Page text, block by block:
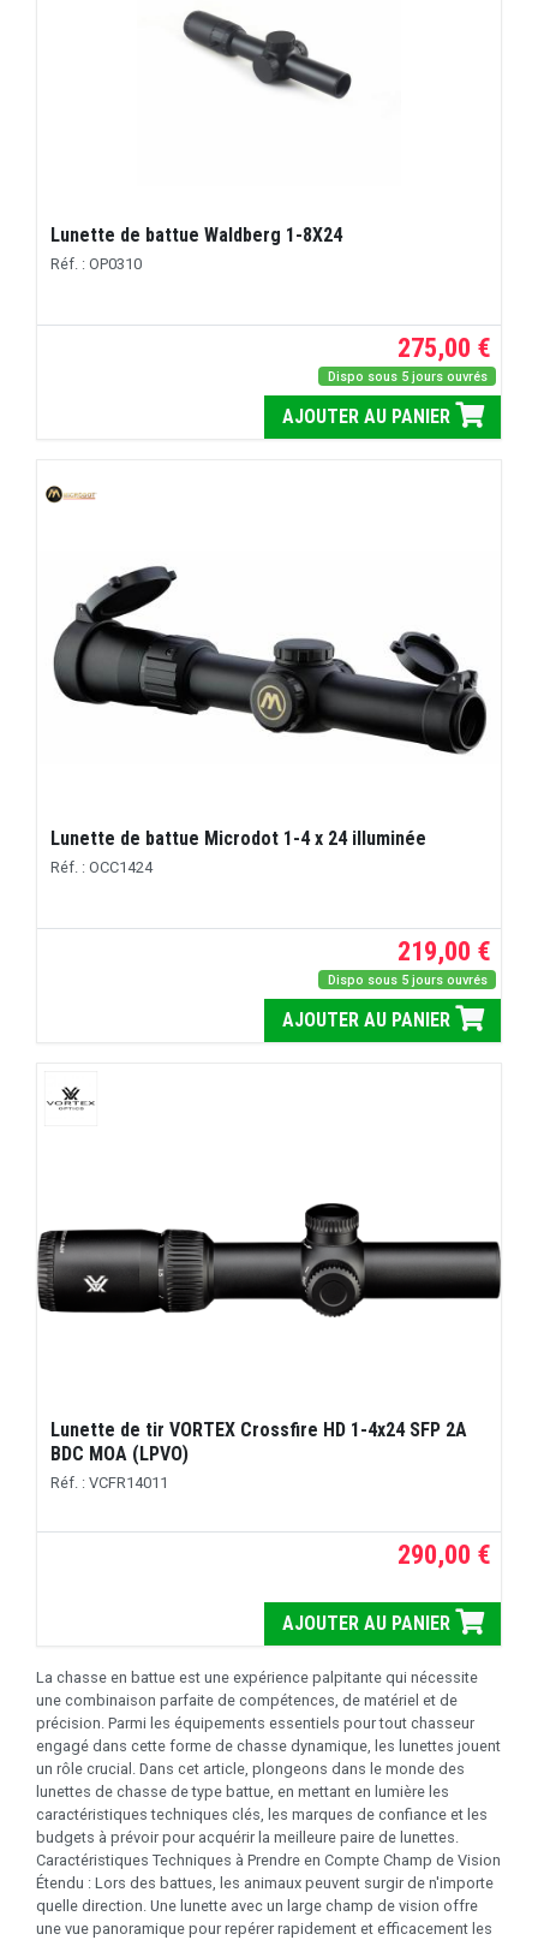
Lunette de battue Waldberg 1-8X24
Réf. : OP0310
275,00 €
Dispo sous 5 jours ouvrés
AJOUTER AU PANIER
Lunette de battue Microdot 1-4 x 24 illuminée
Réf. : OCC1424
219,00 €
Dispo sous 5 jours ouvrés
AJOUTER AU PANIER
Lunette de tir VORTEX Crossfire HD 1-4x24 SFP 2A
BDC MOA (LPVO)
Réf. : VCFR14011
290,00 €
AJOUTER AU PANIER
La chasse en battue est une expérience palpitante qui nécessite
une combinaison parfaite de compétences, de matériel et de
précision. Parmi les équipements essentiels pour tout chasseur
engagé dans cette forme de chasse dynamique, les lunettes jouent
un rôle crucial. Dans cet article, plongeons dans le monde des
lunettes de chasse de type battue, en mettant en lumière les
caractéristiques techniques clés, les marques de confiance et les
budgets à prévoir pour acquérir la meilleure paire de lunettes.
Caractéristiques Techniques à Prendre en Compte Champ de Vision
Étendu : Lors des battues, les animaux peuvent surgir de n'importe
quelle direction. Une lunette avec un large champ de vision offre
une vue panoramique pour repérer rapidement et efficacement les